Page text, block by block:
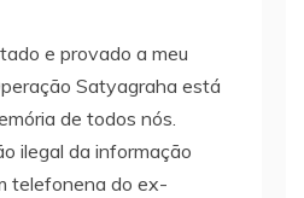
e provado a meu
Satyagraha está
de todos nós.
ilegal da informação
telefonena do ex-